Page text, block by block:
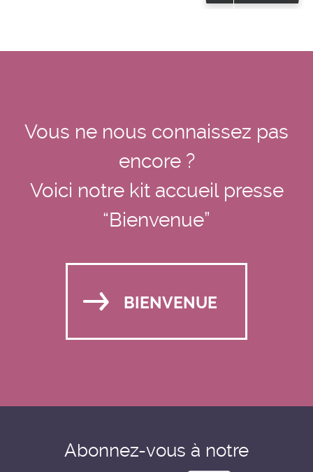
Vous ne nous connaissez pas
encore ?
Voici notre kit accueil presse
“Bienvenue”
BIENVENUE
Abonnez-vous à notre